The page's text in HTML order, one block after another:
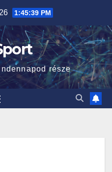
1:45:39 PM
része